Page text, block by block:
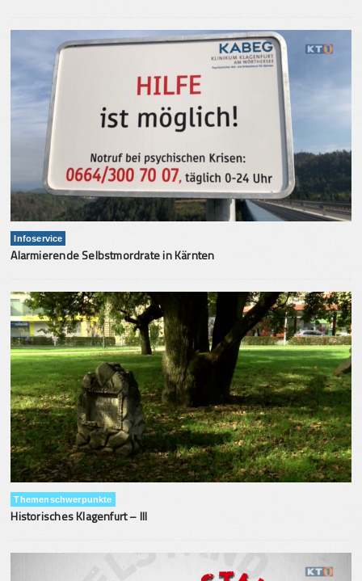
Infoservice
Alarmierende Selbstmordrate in Kärnten
Themenschwerpunkte
Historisches Klagenfurt – III